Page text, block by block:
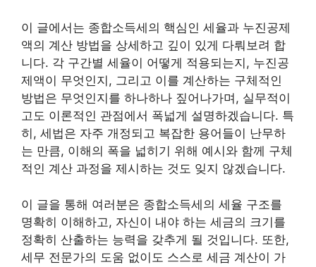
이 글에서는 종합소득세의 핵심인 세율과 누진공제
액의 계산 방법을 상세하고 깊이 있게 다뤄보려 합
니다. 각 구간별 세율이 어떻게 적용되는지, 누진공
제액이 무엇인지, 그리고 이를 계산하는 구체적인
방법은 무엇인지를 하나하나 짚어나가며, 실무적이
고도 이론적인 관점에서 폭넓게 설명하겠습니다. 특
히, 세법은 자주 개정되고 복잡한 용어들이 난무하
는 만큼, 이해의 폭을 넓히기 위해 예시와 함께 구체
적인 계산 과정을 제시하는 것도 잊지 않겠습니다.
이 글을 통해 여러분은 종합소득세의 세율 구조를
명확히 이해하고, 자신이 내야 하는 세금의 크기를
정확히 산출하는 능력을 갖추게 될 것입니다. 또한,
세무 전문가의 도움 없이도 스스로 세금 계산이 가